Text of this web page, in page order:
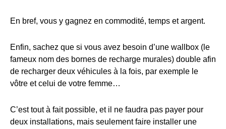
En bref, vous y gagnez en commodité, temps et argent.
Enfin, sachez que si vous avez besoin d’une wallbox (le
fameux nom des bornes de recharge murales) double afin
de recharger deux véhicules à la fois, par exemple le
vôtre et celui de votre femme…
C’est tout à fait possible, et il ne faudra pas payer pour
deux installations, mais seulement faire installer une